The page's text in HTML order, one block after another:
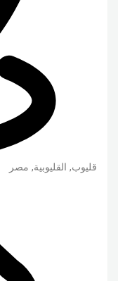
قليوب, القليوبية, مصر